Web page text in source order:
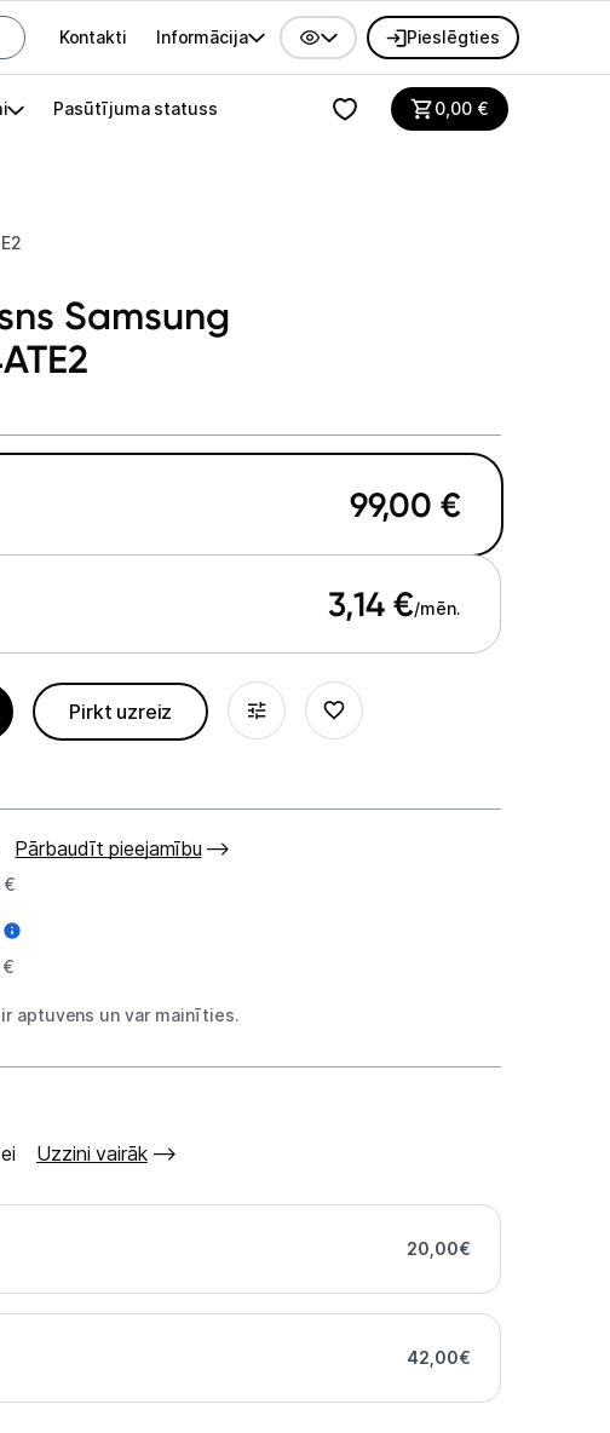
Galvenes izvēlne
Kontakti Informācija Pieslēgties
Pasūtījuma statuss 0,00€
Samsung
99,00 €
3,14 €/mēn.
Pirkt uzreiz
Pārbaudīt pieejamību
€
€
aptuvens un var mainīties.
Uzzini vairāk
20,00€
42,00€